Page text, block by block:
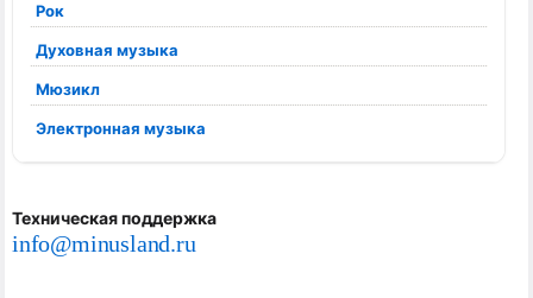
Рок
Духовная музыка
Мюзикл
Электронная музыка
Техническая поддержка
info@minusland.ru